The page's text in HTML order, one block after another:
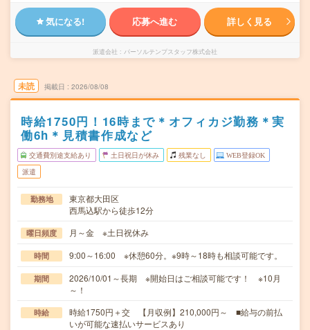
気になる! 応募へ進む 詳しく見る
派遣会社 パーソルテンプスタッフ株式会社
未読 掲載日 2026/08/08
時給1750円！16時まで＊オフィカジ勤務＊実
働6h＊見積書作成など
交通費別途支給あり 土日祝日が休み 残業なし WEB登録OK
派遣
勤務地
東京都大田区
西馬込駅から徒歩12分
曜日頻度 月～金 ※土日祝休み
時間 9:00～16:00 ※休憩60分。※9時～18時も相談可能です。
期間
2026/10/01～長期 ※開始日はご相談可能です！ ※10月
～！
時給
時給1750円＋交 【月収例】210,000円～ ■給与の前払
いが可能な速払いサービスあり